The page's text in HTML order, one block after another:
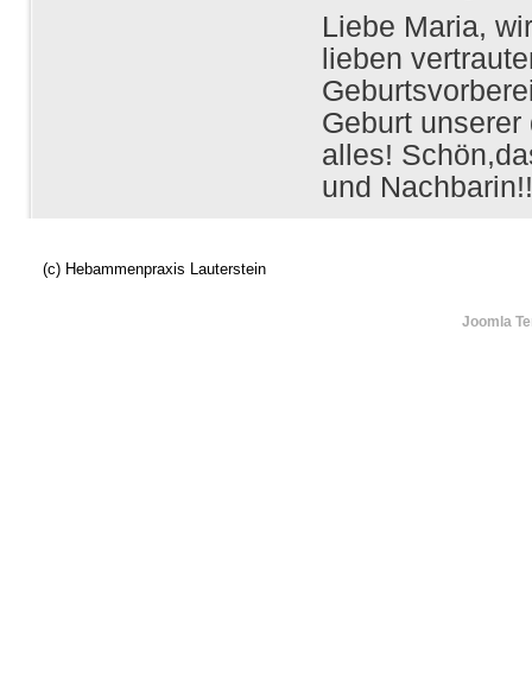
Liebe Maria,
lieben
Geburt
alles!
und Nachbarin!!
(c) Hebammenpraxis Lauterstein
Joomla